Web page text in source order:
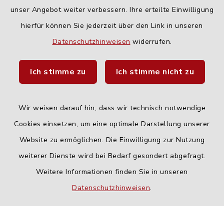
unser Angebot weiter verbessern. Ihre erteilte Einwilligung
hierfür können Sie jederzeit über den Link in unseren
Datenschutzhinweisen widerrufen.
Ich stimme zu Ich stimme nicht zu
Wir weisen darauf hin, dass wir technisch notwendige
Cookies einsetzen, um eine optimale Darstellung unserer
Website zu ermöglichen. Die Einwilligung zur Nutzung
weiterer Dienste wird bei Bedarf gesondert abgefragt.
Weitere Informationen finden Sie in unseren
Datenschutzhinweisen.
Quicklinks
Fahrplanauskunft DING
Barrierefreiheit